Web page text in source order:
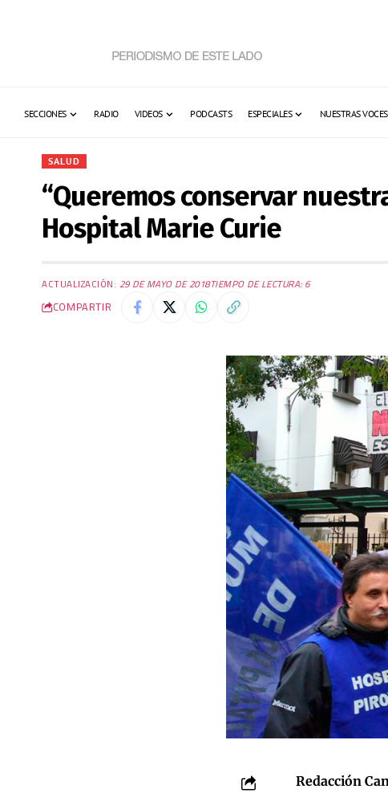
SECCIONES RADIO VIDEOS PODCASTS ESPECIALES NUESTRAS VOCES
SALUD
“Queremos conservar
Hospital Marie Curie
ACTUALIZACIÓN: 29 DE MAYO DE 2018TIEMPO DE LECTURA: 6
COMPARTIR
Redacción